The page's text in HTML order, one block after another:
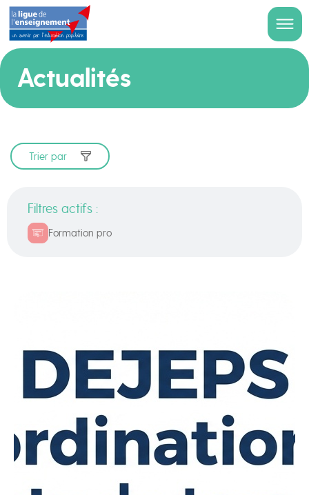
Actualités
Trier par
Filtres actifs :
Formation pro